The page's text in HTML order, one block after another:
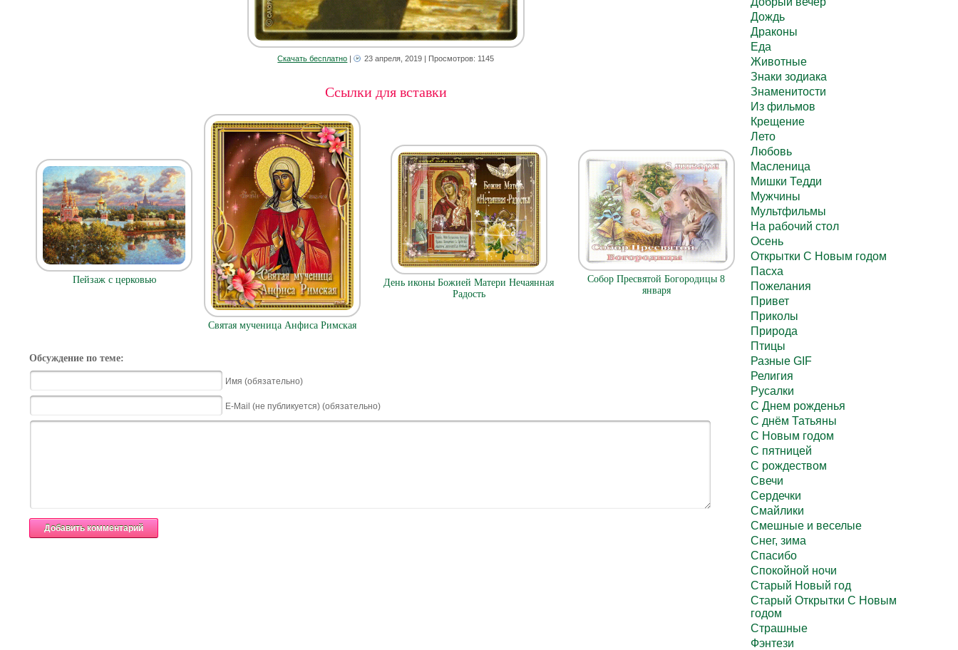
Скачать бесплатно | 23 апреля, 2019 | Просмотров: 1145
Ссылки для вставки
Пейзаж с церковью
Святая мученица Анфиса Римская
День иконы Божией Матери Нечаянная
Радость
Собор Пресвятой Богородицы 8
января
Обсуждение по теме:
Имя (обязательно)
E-Mail (не публикуется) (обязательно)
Дождь
Драконы
Еда
Животные
Знаки зодиака
Знаменитости
Из фильмов
Крещение
Лето
Любовь
Масленица
Мишки Тедди
Мужчины
Мультфильмы
На рабочий стол
Осень
Открытки С Новым годом
Пасха
Пожелания
Привет
Приколы
Природа
Птицы
Разные GIF
Религия
Русалки
С Днем рожденья
С днём Татьяны
С Новым годом
С пятницей
С рождеством
Свечи
Сердечки
Смайлики
Смешные и веселые
Снег, зима
Спасибо
Спокойной ночи
Старый Новый год
Старый Открытки С Новым
годом
Страшные
Фэнтези